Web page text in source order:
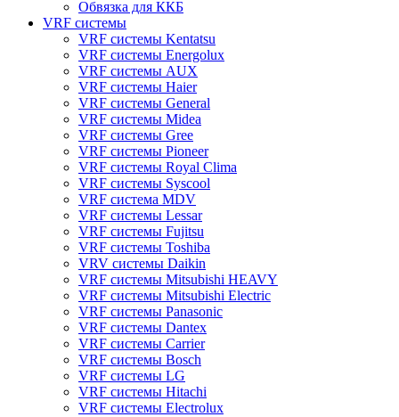
Обвязка для ККБ
VRF системы
VRF системы Kentatsu
VRF системы Energolux
VRF системы AUX
VRF системы Haier
VRF системы General
VRF системы Midea
VRF системы Gree
VRF системы Pioneer
VRF системы Royal Clima
VRF системы Syscool
VRF система MDV
VRF системы Lessar
VRF системы Fujitsu
VRF системы Toshiba
VRV системы Daikin
VRF системы Mitsubishi HEAVY
VRF системы Mitsubishi Electric
VRF системы Panasonic
VRF системы Dantex
VRF системы Carrier
VRF системы Bosch
VRF системы LG
VRF системы Hitachi
VRF системы Electrolux